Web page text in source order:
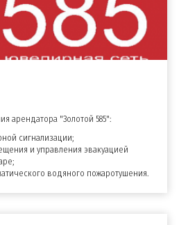
арендатора "Золотой 585":
сигнализации;
и управления эвакуацией
водяного пожаротушения.